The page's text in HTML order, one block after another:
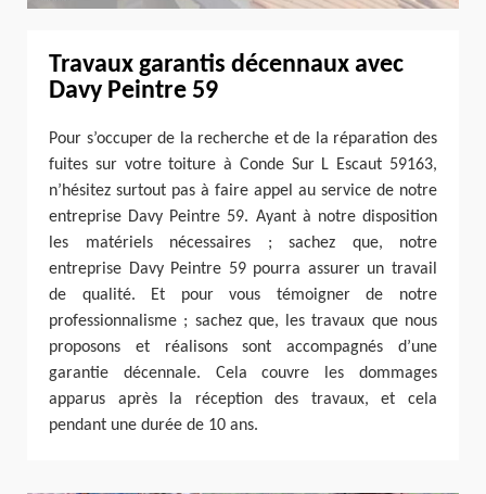
Travaux garantis décennaux avec
Davy Peintre 59
Pour s’occuper de la recherche et de la réparation des
fuites sur votre toiture à Conde Sur L Escaut 59163,
n’hésitez surtout pas à faire appel au service de notre
entreprise Davy Peintre 59. Ayant à notre disposition
les matériels nécessaires ; sachez que, notre
entreprise Davy Peintre 59 pourra assurer un travail
de qualité. Et pour vous témoigner de notre
professionnalisme ; sachez que, les travaux que nous
proposons et réalisons sont accompagnés d’une
garantie décennale. Cela couvre les dommages
apparus après la réception des travaux, et cela
pendant une durée de 10 ans.